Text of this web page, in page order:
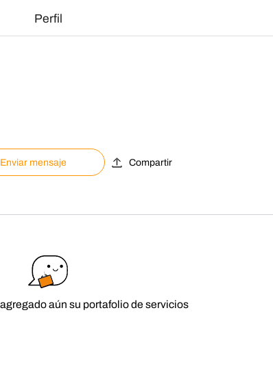
Perfil
Enviar mensaje Compartir
aún su portafolio de servicios